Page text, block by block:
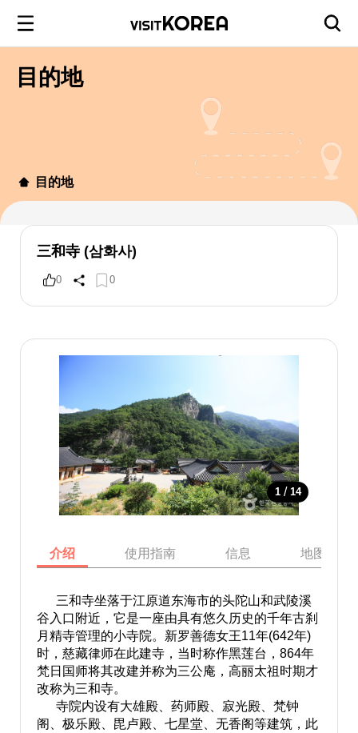
目的地
目的地
三和寺 (삼화사)
0 0
1 / 14
介绍 使用指南 信息 地图
三和寺坐落于江原道东海市的头陀山和武陵溪
谷入口附近，它是一座由具有悠久历史的千年古刹
月精寺管理的小寺院。新罗善德女王11年(642年)
时，慈藏律师在此建寺，当时称作黑莲台，864年
梵日国师将其改建并称为三公庵，高丽太祖时期才
改称为三和寺。
寺院内设有大雄殿、药师殿、寂光殿、梵钟
阁、极乐殿、毘卢殿、七星堂、无香阁等建筑，此